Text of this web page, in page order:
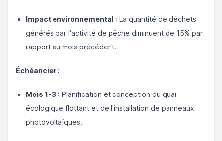
Impact environnemental : La quantité de déchets
générés par l'activité de pêche diminuent de 15% par
rapport au mois précédent.
Échéancier :
Mois 1-3 : Planification et conception du quai
écologique flottant et de l'installation de panneaux
photovoltaïques.